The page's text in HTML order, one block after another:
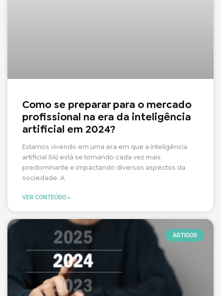
Como se preparar para o mercado
profissional na era da inteligência
artificial em 2024?
Estamos vivendo em uma era em que a inteligência
artificial (IA) está se tornando cada vez mais
predominante e impactando diversos aspectos da
sociedade. A
VER CONTEÚDO »
ARTIGOS